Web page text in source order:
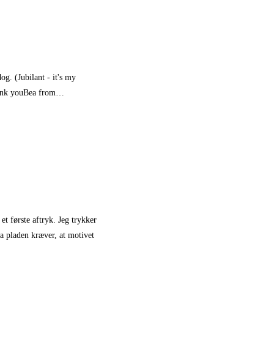
(Jubilant - it's my
youBea from…
første aftryk. Jeg trykker
pladen kræver, at motivet